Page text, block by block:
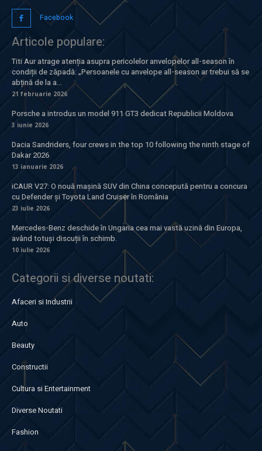
Facebook
Articole populare:
Titi Aur atrage atenția asupra pericolelor anvelopelor all-season în
condiții de zăpadă: „Persoanele cu anvelope all-season ar trebui să se
abțină de la a...
21 februarie 2026
Porsche a introdus un model 911 GT3 dedicat Republicii Moldova
3 iunie 2026
Dacia Sandriders, four crews in the top 10 following the ninth stage of
Dakar 2026
13 ianuarie 2026
iCAUR V27: O nouă mașină SUV din China concepută pentru a concura
cu Defender și Toyota Land Cruiser în România
23 iulie 2026
Mercedes-Benz deschide în Ungaria cea mai vastă uzină din Europa,
având totuși discuții în schimb.
10 iulie 2026
Categorii si diverse noutati:
Afaceri si Industrii
Auto
Beauty
Constructii
Cultura si Entertainment
Diverse Noutati
Fashion